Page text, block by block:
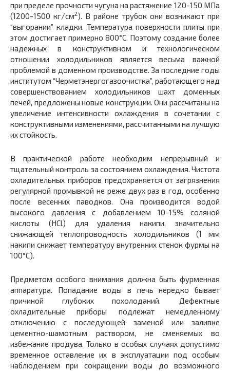
при пределе прочности чугуна на растяжение 120-150 МПа
(1200-1500 кг/см2). В районе трубок они возникают при
“выгорании” кладки. Температура поверхности плиты при
этом достигает примерно 800°С. Поэтому создание более
надежных в конструктивном и технологическом
отношении холодильников является весьма важной
проблемой в доменном производстве. За последние годы
институтом “Черметэнергогазоочистка”, работающего над
совершенствованием холодильников шахт доменных
печей, предложены новые конструкции. Они рассчитаны на
увеличение интенсивности охлаждения в сочетании с
конструктивными изменениями, рассчитанными на лучшую
их стойкость.
В практической работе необходим непрерывный и
тщательный контроль за состоянием охлаждения. Чистота
охладительных приборов предохраняется от загрязнения
регулярной промывкой не реже двух раз в год, особенно
после весенних паводков. Она производится водой
высокого давления с добавлением 10-15% соляной
кислоты (HCl) для удаления накипи, значительно
снижающей теплопроводность холодильников (1 мм
накипи снижает температуру внутренних стенок фурмы на
100°С).
Предметом особого внимания должна быть фурменная
аппаратура. Попадание воды в печь нередко бывает
причиной глубоких похолоданий. Дефектные
охладительные приборы подлежат немедленному
отключению с последующей заменой или заливке
цементно-шамотным раствором, не сменяемых во
избежание продува. Только в особых случаях допустимо
временное оставление их в эксплуатации под особым
наблюдением при сокращении воды до возможного